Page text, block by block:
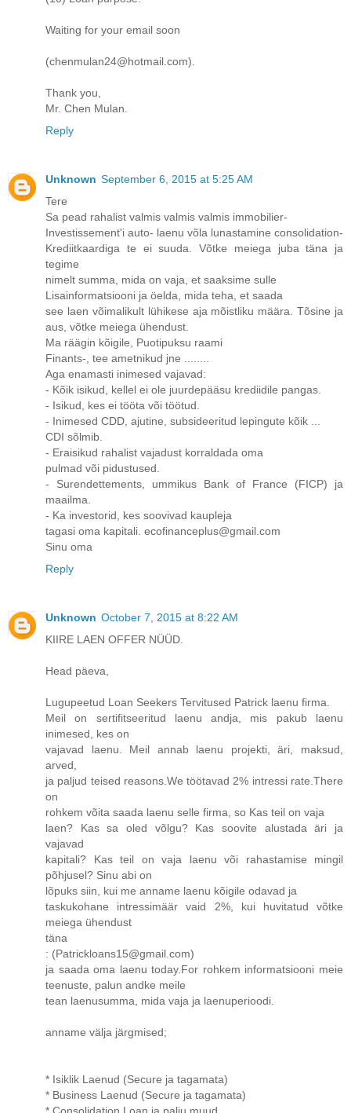
Waiting for your email soon
(chenmulan24@hotmail.com).
Thank you,
Mr. Chen Mulan.
Reply
Unknown September 6, 2015 at 5:25 AM
Tere
Sa pead rahalist valmis valmis valmis immobilier-
Investissement'i auto- laenu võla lunastamine consolidation-
Krediitkaardiga te ei suuda. Võtke meiega juba täna ja
tegime
nimelt summa, mida on vaja, et saaksime sulle
Lisainformatsiooni ja öelda, mida teha, et saada
see laen võimalikult lühikese aja mõistliku määra. Tõsine ja
aus, võtke meiega ühendust.
Ma räägin kõigile, Puotipuksu raami
Finants-, tee ametnikud jne ........
Aga enamasti inimesed vajavad:
- Kõik isikud, kellel ei ole juurdepääsu krediidile pangas.
- Isikud, kes ei tööta või töötud.
- Inimesed CDD, ajutine, subsideeritud lepingute kõik ...
CDI sõlmib.
- Eraisikud rahalist vajadust korraldada oma
pulmad või pidustused.
- Surendettements, ummikus Bank of France (FICP) ja
maailma.
- Ka investorid, kes soovivad kaupleja
tagasi oma kapitali. ecofinanceplus@gmail.com
Sinu oma
Reply
Unknown October 7, 2015 at 8:22 AM
KIIRE LAEN OFFER NÜÜD.
Head päeva,
Lugupeetud Loan Seekers Tervitused Patrick laenu firma.
Meil on sertifitseeritud laenu andja, mis pakub laenu
inimesed, kes on
vajavad laenu. Meil annab laenu projekti, äri, maksud,
arved,
ja paljud teised reasons.We töötavad 2% intressi rate.There
on
rohkem võita saada laenu selle firma, so Kas teil on vaja
laen? Kas sa oled võlgu? Kas soovite alustada äri ja
vajavad
kapitali? Kas teil on vaja laenu või rahastamise mingil
põhjusel? Sinu abi on
lõpuks siin, kui me anname laenu kõigile odavad ja
taskukohane intressimäär vaid 2%, kui huvitatud võtke
meiega ühendust
täna
: (Patrickloans15@gmail.com)
ja saada oma laenu today.For rohkem informatsiooni meie
teenuste, palun andke meile
tean laenusumma, mida vaja ja laenuperioodi.
anname välja järgmised;
* Isiklik Laenud (Secure ja tagamata)
* Business Laenud (Secure ja tagamata)
* Consolidation Loan ja palju muud.